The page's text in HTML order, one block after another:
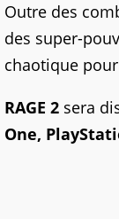
Outre des
des super-
chaotique
RAGE 2 sera
One,